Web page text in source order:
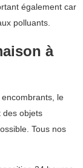
également car
polluants.
à
le
des objets
Tous nos